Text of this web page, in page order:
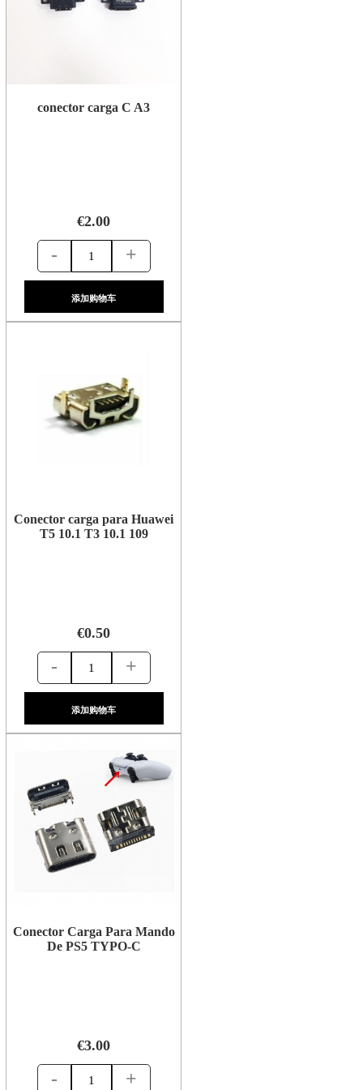
conector carga C A3
€2.00
- +
添加购物车
Conector carga para Huawei
T5 10.1 T3 10.1 109
€0.50
- +
添加购物车
Conector Carga Para Mando
De PS5 TYPO-C
€3.00
- +